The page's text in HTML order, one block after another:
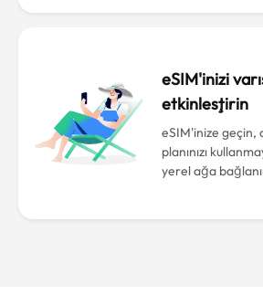
eSIM'inizi
etkinleştirin
eSIM'inize geçin,
planınızı
yerel ağa